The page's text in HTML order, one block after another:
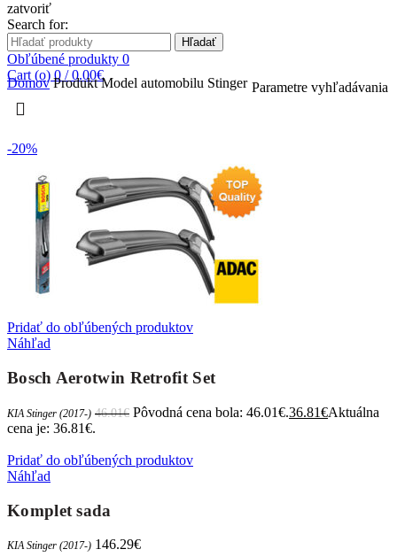
zatvoriť
Search for:
Hľadať
Obľúbené produkty 0
Cart (o) 0 / 0.00€
DomovProdukt Model automobilu Stinger Parametre vyhľadávania
-20%
Pridať do obľúbených produktov
Náhľad
Bosch Aerotwin Retrofit Set
KIA Stinger (2017-) 46.01€ Pôvodná cena bola: 46.01€.36.81€Aktuálna
cena je: 36.81€.
Pridať do obľúbených produktov
Náhľad
Komplet sada
KIA Stinger (2017-) 146.29€